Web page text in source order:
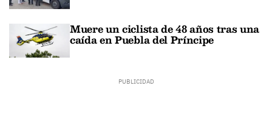
Muere un ciclista de 48 años tras una
caída en Puebla del Príncipe